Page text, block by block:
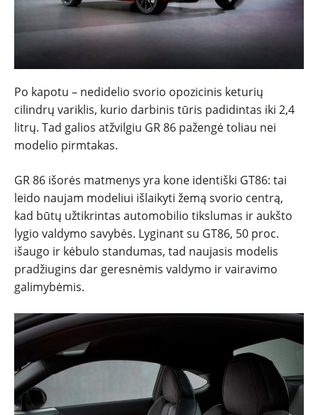
Po kapotu – nedidelio svorio opozicinis keturių
cilindrų variklis, kurio darbinis tūris padidintas iki 2,4
litrų. Tad galios atžvilgiu GR 86 pažengė toliau nei
modelio pirmtakas.
GR 86 išorės matmenys yra kone identiški GT86: tai
leido naujam modeliui išlaikyti žemą svorio centrą,
kad būtų užtikrintas automobilio tikslumas ir aukšto
lygio valdymo savybės. Lyginant su GT86, 50 proc.
išaugo ir kėbulo standumas, tad naujasis modelis
pradžiugins dar geresnėmis valdymo ir vairavimo
galimybėmis.